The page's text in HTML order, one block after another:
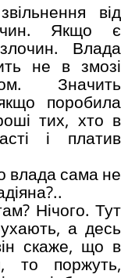
від
Якщо є
Влада
не в змозі
Значить
поробила
тих, хто в
і платив
влада сама не
Нічого. Тут
а десь
скаже, що в
то поржуть,